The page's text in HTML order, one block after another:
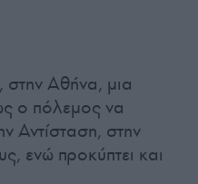
Αθήνα, μια
ο πόλεμος να
Αντίσταση, στην
ενώ προκύπτει και